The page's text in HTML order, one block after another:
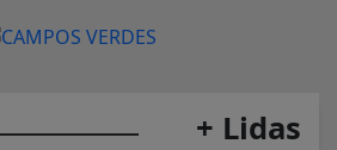
+ Lidas